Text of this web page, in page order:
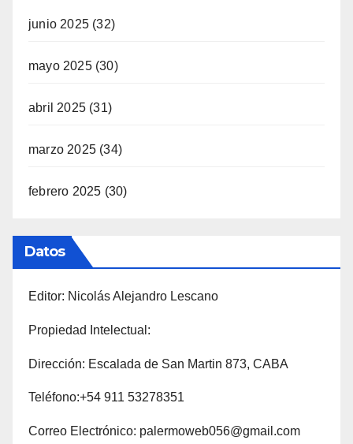
junio 2025 (32)
mayo 2025(30)
abril 2025 (31)
marzo 2025 (34)
febrero 2025 (30)
Datos
Editor: Nicolás Alejandro Lescano
Propiedad Intelectual:
Dirección: Escalada de San Martin 873, CABA
Teléfono:+54 911 53278351
Correo Electrónico: palermoweb056@gmail.com